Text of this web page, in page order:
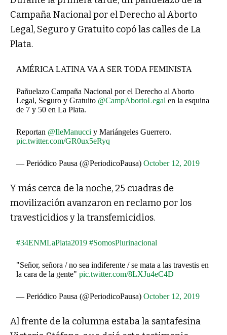
Campaña Nacional por el Derecho al Aborto
Legal, Seguro y Gratuito copó las calles de La
Plata.
AMÉRICA LATINA VA A SER TODA FEMINISTA
Pañuelazo Campaña Nacional por el Derecho al Aborto
Legal, Seguro y Gratuito @CampAbortoLegal en la esquina
de 7 y 50 en La Plata.
Reportan @IleManucci y Mariángeles Guerrero.
pic.twitter.com/GR0ux5eRyq
— Periódico Pausa (@PeriodicoPausa)October 12, 2019
Y más cerca de la noche, 25 cuadras de
movilización avanzaron en reclamo por los
travesticidios y la transfemicidios.
#34ENMLaPlata2019 #SomosPlurinacional
"Señor, señora / no sea indiferente / se mata a las travestis en
la cara de la gente"pic.twitter.com/8LXJu4eC4D
— Periódico Pausa (@PeriodicoPausa)October 12, 2019
Al frente de la columna estaba la santafesina